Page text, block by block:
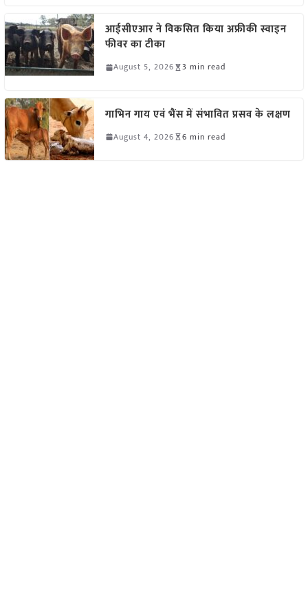
आईसीएआर ने विकसित किया अफ्रीकी स्वाइन
फीवर का टीका
August 5, 2026 3 min read
गाभिन गाय एवं भैंस में संभावित प्रसव के लक्षण
August 4, 2026 6 min read